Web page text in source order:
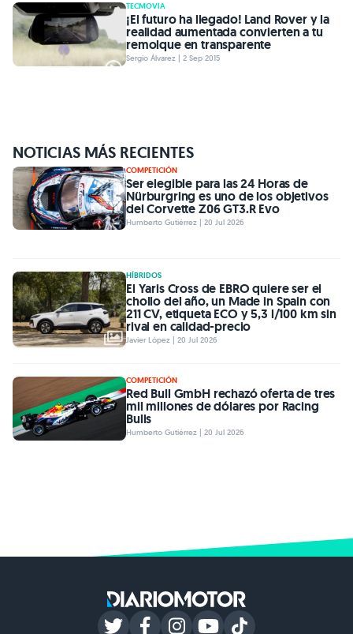
TECMOVIA
¡El futuro ha llegado! Land Rover y la
realidad aumentada convierten a tu
remolque en transparente
Sergio Álvarez | 2 Sep 2015
NOTICIAS MÁS RECIENTES
COMPETICIÓN
Ser elegible para las 24 Horas de
Nürburgring es uno de los objetivos
del Corvette Z06 GT3.R Evo
Humberto Gutiérrez | 20 Jul 2026
HÍBRIDOS
El Yaris Cross de EBRO quiere ser el
chollo del año, un Made in Spain con
211 CV, etiqueta ECO y 5,3 l/100 km sin
rival en calidad-precio
Javier López | 20 Jul 2026
COMPETICIÓN
Red Bull GmbH rechazó oferta de tres
mil millones de dólares por Racing
Bulls
Humberto Gutiérrez | 20 Jul 2026